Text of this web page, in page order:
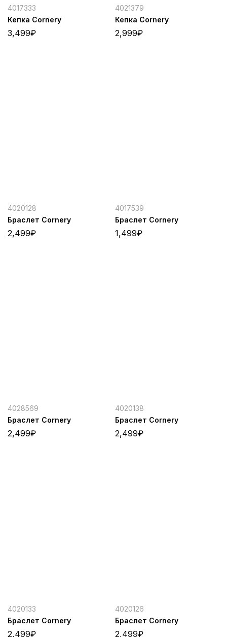
4017333
Кепка Cornery
3,499₽
4021379
Кепка Cornery
2,999₽
4020128
Браслет Cornery
2,499₽
4017539
Браслет Cornery
1,499₽
4028569
Браслет Cornery
2,499₽
4020138
Браслет Cornery
2,499₽
4020133
Браслет Cornery
2,499₽
4020126
Браслет Cornery
2,499₽